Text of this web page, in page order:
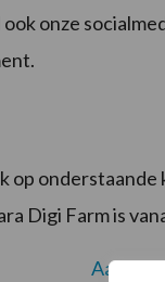
onze
op
Digi Farm is